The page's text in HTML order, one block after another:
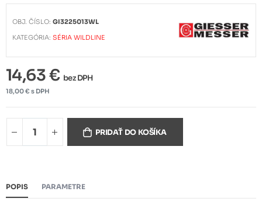
OBJ. ČÍSLO:GI3225013WL
KATEGÓRIA:SÉRIA WILDLINE
14,63 € bez DPH
18,00 € s DPH
PRIDAŤ DO KOŠÍKA
POPIS PARAMETRE